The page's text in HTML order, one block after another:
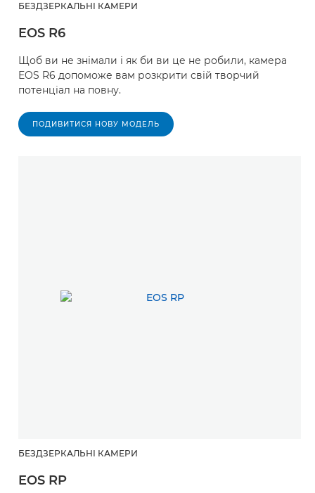
БЕЗДЗЕРКАЛЬНІ КАМЕРИ
EOS R6
Щоб ви не знімали і як би ви це не робили, камера
EOS R6 допоможе вам розкрити свій творчий
потенціал на повну.
ПОДИВИТИСЯ НОВУ МОДЕЛЬ
БЕЗДЗЕРКАЛЬНІ КАМЕРИ
EOS RP